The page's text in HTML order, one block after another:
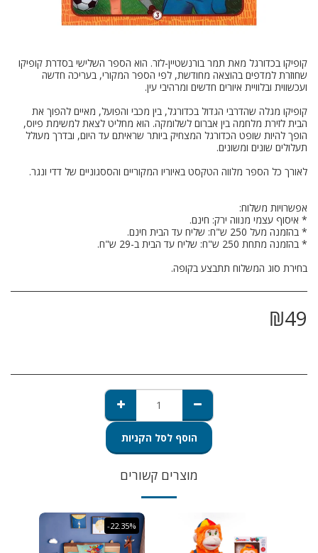
קופיקו בכדורגל מאת תמר בורנשטיין-לזר. הוא הספר השלישי בסדרת קופיקו
שחוזרת למדפים בהוצאה מחודשת, לפי הספר המקורי, בעריכה חדשה
קופיקו מגלה שהדרבי הגדול בכדורגל, בין מכבי והפועל, מאיים להפוך את
הבית לזירת מלחמה בין אברום לשלומקה. הוא מחליט לצאת למשימת פיוס,
הופך להיות שופט הכדורגל המצחיק ביותר שראיתם עד היום, ובדרך מעולל
בחירת סוג המשלוח תתבצע בקופה.
₪49
הוסף לסל הקניות
מוצרים קשורים
-22.35%